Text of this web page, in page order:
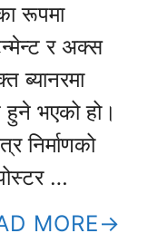
रूपमा
र अक्स
ब्यानरमा
हुने भएको हो।
निर्माणको
…
MORE